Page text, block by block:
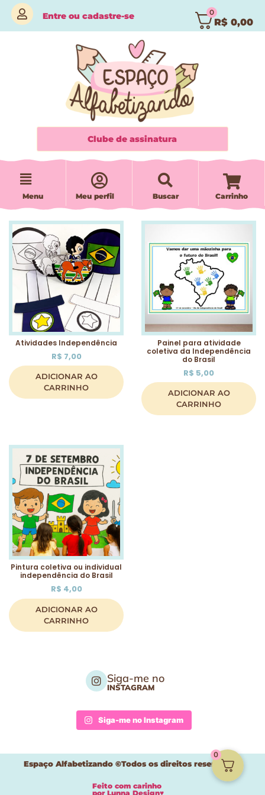
Entre oucadastre-se 0
R$0,00
Clube de assinatura
Menu Meu perfil Buscar Carrinho
Atividades Independência
R$ 7,00
ADICIONAR AO
CARRINHO
Painel para atividade
coletiva da Independência
do Brasil
R$ 5,00
ADICIONAR AO
CARRINHO
Pintura coletiva ou individual
independência do Brasil
R$ 4,00
ADICIONAR AO
CARRINHO
Siga-me no
INSTAGRAM
Siga-me no Instagram
Espaço Alfabetizando ©Todos os direitos reservados
Feito com carinho
por Lunna Design♥
0